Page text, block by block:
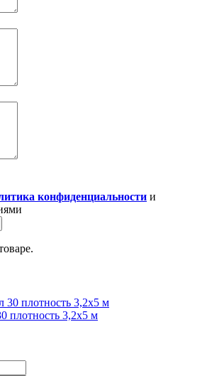
конфиденциальности и
плотность 3,2х5 м